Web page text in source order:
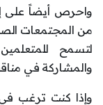
واحرص أيضاً على
من المجتمعات
لتسمح
والمشاركة في
وإذا كنت ترغب في